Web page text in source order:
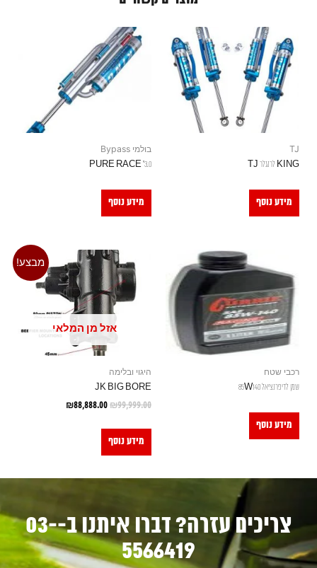
TJ
KING לרנגלר TJ
מידע נוסף
בולמי Bypass
3.0" PURE RACE
מידע נוסף
רכבי שטח
שמן לדיפרנציאל 85W140
מידע נוסף
מבצע!
אזל מן המלאי
היגוי ובלימה
JK BIG BORE
₪99,999.00
₪88,888.00
מידע נוסף
צריכים עזרה? דברו איתנו ב-03-
5566419